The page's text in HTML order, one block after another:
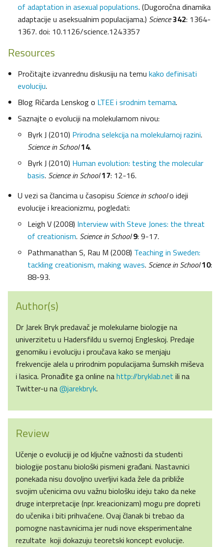
of adaptation in asexual populations. (Dugoročna dinamika
adaptacije u aseksualnim populacijama.) Science342: 1364-
1367. doi: 10.1126/science.1243357
Resources
Pročitajte izvanrednu diskusiju na temu kako definisati
evoluciju.
Blog Ričarda Lenskog o LTEE i srodnim temama.
Saznajte o evoluciji na molekularnom nivou:
Byrk J (2010) Prirodna selekcija na molekularnoj razini.
Science in School14.
Byrk J (2010) Human evolution: testing the molecular
basis. Science in School17: 12-16.
U vezi sa člancima u časopisu Science in schoolo ideji
evolucije i kreacionizmu, pogledati:
Leigh V (2008) Interview with Steve Jones: the threat
of creationism. Science in School9: 9-17.
Pathmanathan S, Rau M (2008) Teaching in Sweden:
tackling creationism, making waves. Science in School10:
88-93.
Author(s)
Dr Jarek Bryk predavač je molekularne biologije na
univerzitetu u Hadersfildu u svernoj Engleskoj. Predaje
genomiku i evoluciju i proučava kako se menjaju
frekvencije alela u prirodnim populacijama šumskih miševa
i lasica. Pronađite ga online nahttp://bryklab.net ili na
Twitter-u na@jarekbryk.
Review
Učenje o evoluciji je od ključne važnosti da studenti
biologije postanu biološki pismeni građani. Nastavnici
ponekada nisu dovoljno uverljivi kada žele da približe
svojim učenicima ovu važnu biološku ideju tako da neke
druge interpretacije (npr. kreacionizam) mogu pre dopreti
do učenika i biti prihvaćene. Ovaj članak bi trebao da
pomogne nastavnicima jer nudi nove eksperimentalne
rezultate koji dokazuju teoretski koncept evolucije.